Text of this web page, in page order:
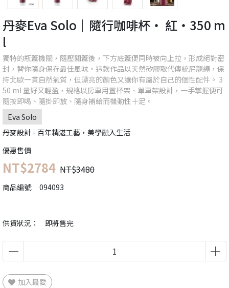
丹麥Eva Solo｜隨行咖啡杯‧ 紅‧350 m
l
獨特的瓶蓋機關，隨壓關蓋後，下方底蓋便同時被向上拉，形成絕對密
封，替你隨身保存最佳風味。這款作品以天然矽膠取代傳統尼龍繩，保
持北歐一貫自然氣質，但漂亮的顏色又讓你有屬於自己的個性配件。 3
50 ml 量好又輕盈，規格以房車用置杯架、單車架設計，一手掌握便可
隨按即喝、隨掛即放、隨身補給而機動性十足。
Eva Solo
丹麥設計 - 百年精湛工藝，美學融入生活
優惠售價
NT$2784 NT$3480
商品編號: 094093
供貨狀況： 即將售完
加入最愛